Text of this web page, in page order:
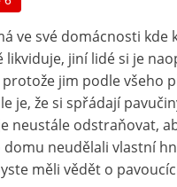
ve své domácnosti kde
likviduje, jiní lidé si je
protože jim podle všeho
je, že si spřádají
neustále odstraňovat,
neudělali vlastní
měli vědět o